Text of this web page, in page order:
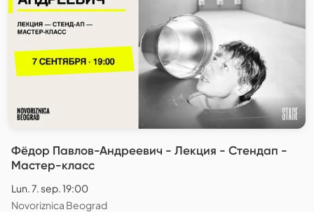
Фёдор Павлов-Андреевич - Лекция - Стендап -
Мастер-класс
Lun. 7. sep. 19:00
Novoriznica Beograd